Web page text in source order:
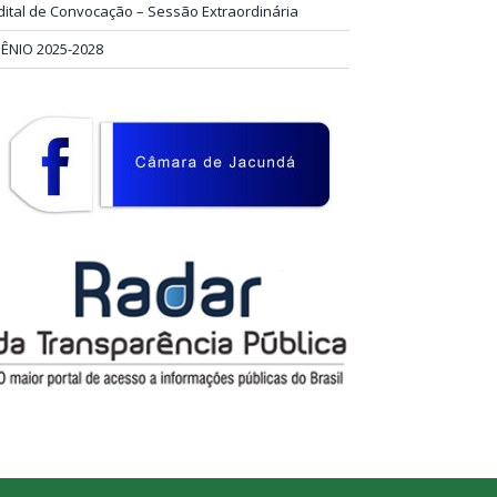
de Convocação – Sessão Extraordinária
2025-2028